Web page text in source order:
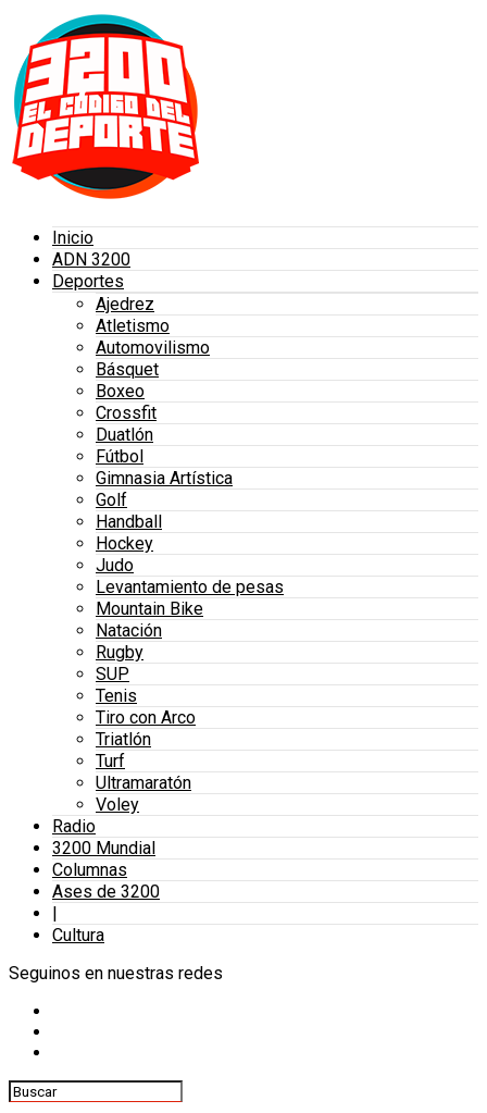
Inicio
ADN 3200
Deportes
Ajedrez
Atletismo
Automovilismo
Básquet
Boxeo
Crossfit
Duatlón
Fútbol
Gimnasia Artística
Golf
Handball
Hockey
Judo
Levantamiento de pesas
Mountain Bike
Natación
Rugby
SUP
Tenis
Tiro con Arco
Triatlón
Turf
Ultramaratón
Voley
Radio
3200 Mundial
Columnas
Ases de 3200
|
Cultura
Seguinos en nuestras redes